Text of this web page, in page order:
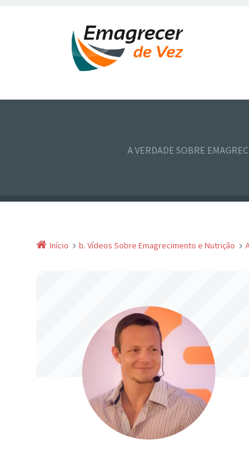
A VERDADE SOBRE
Início b. Vídeos Sobre Emagrecimento e Nutrição